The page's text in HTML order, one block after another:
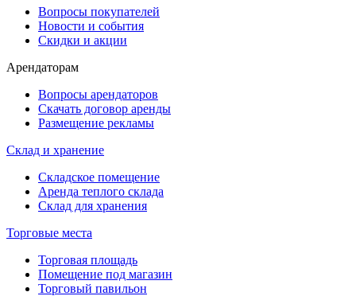
Вопросы покупателей
Новости и события
Скидки и акции
Арендаторам
Вопросы арендаторов
Скачать договор аренды
Размещение рекламы
Склад и хранение
Складское помещение
Аренда теплого склада
Склад для хранения
Торговые места
Торговая площадь
Помещение под магазин
Торговый павильон